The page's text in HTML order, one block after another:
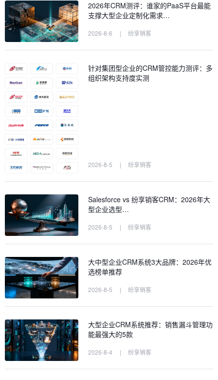
2026年CRM测评：谁家的PaaS平台最能
支撑大型企业定制化需求…
2026-8-6 | 纷享销客
针对集团型企业的CRM管控能力测评：多
组织架构支持度实测
2026-8-5 | 纷享销客
Salesforce vs 纷享销客CRM：2026年大
型企业选型…
2026-8-5 | 纷享销客
大中型企业CRM系统3大品牌：2026年优
选榜单推荐
2026-8-5 | 纷享销客
大型企业CRM系统推荐：销售漏斗管理功
能最强大的5款
2026-8-4 | 纷享销客